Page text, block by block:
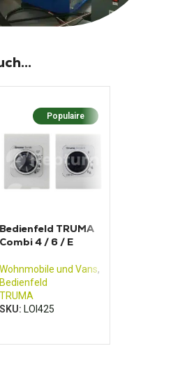
Populaire
Bedienfeld TRUMA
Combi 4 / 6 / E
Wohnmobile und Vans,
Bedienfeld
TRUMA
SKU: LOI425